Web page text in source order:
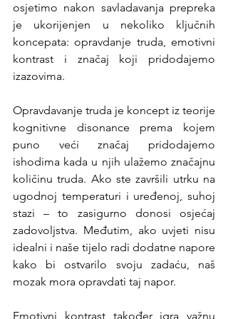
osjetimo nakon savladavanja prepreka
je ukorijenjen u nekoliko ključnih
koncepata: opravdanje truda, emotivni
kontrast i značaj koji pridodajemo
izazovima.
Opravdavanje truda je koncept iz teorije
kognitivne disonance prema kojem
puno veći značaj pridodajemo
ishodima kada u njih ulažemo značajnu
količinu truda. Ako ste završili utrku na
ugodnoj temperaturi i uređenoj, suhoj
stazi – to zasigurno donosi osjećaj
zadovoljstva. Međutim, ako uvjeti nisu
idealni i naše tijelo radi dodatne napore
kako bi ostvarilo svoju zadaću, naš
mozak mora opravdati taj napor.
Emotivni kontrast također igra važnu